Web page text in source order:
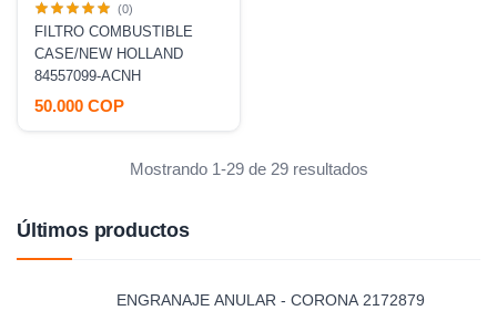
Últimos productos
ENGRANAJE ANULAR - CORONA 2172879
(0)
FILTRO COMBUSTIBLE
CASE/NEW HOLLAND
84557099-ACNH
50.000 COP
Mostrando 1-29 de 29 resultados